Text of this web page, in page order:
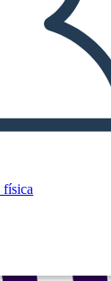
física